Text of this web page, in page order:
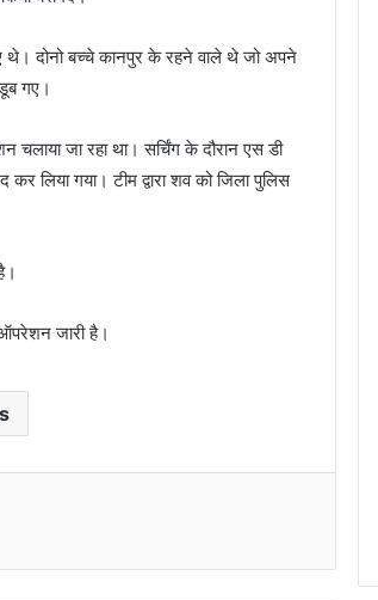
थे। दोनो बच्चे कानपुर के रहने वाले थे जो अपने
गए।
चलाया जा रहा था। सर्चिंग के दौरान एस डी
लिया गया। टीम द्वारा शव को जिला पुलिस
जारी है।